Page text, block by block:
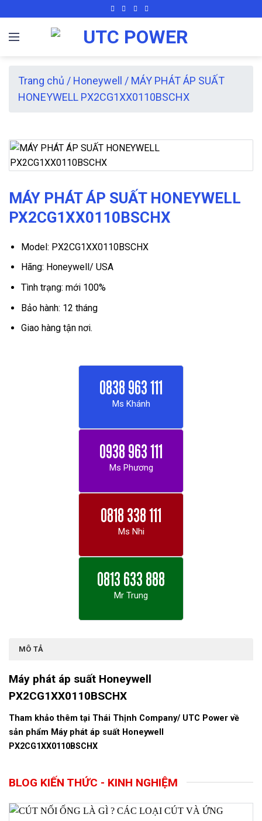
to
content
Trang chủ / Honeywell / MÁY PHÁT ÁP SUẤT
HONEYWELL PX2CG1XX0110BSCHX
MÁY PHÁT ÁP SUẤT HONEYWELL
PX2CG1XX0110BSCHX
Model: PX2CG1XX0110BSCHX
Hãng: Honeywell/ USA
Tình trạng: mới 100%
Bảo hành: 12 tháng
Giao hàng tận nơi.
0838 963 111
Ms Khánh
0938 963 111
Ms Phương
0818 338 111
Ms Nhi
0813 633 888
Mr Trung
MÔ TẢ
Máy phát áp suất Honeywell
PX2CG1XX0110BSCHX
Tham khảo thêm tại Thái Thịnh Company/ UTC Power về
sản phẩm Máy phát áp suất Honeywell
PX2CG1XX0110BSCHX
BLOG KIẾN THỨC - KINH NGHIỆM